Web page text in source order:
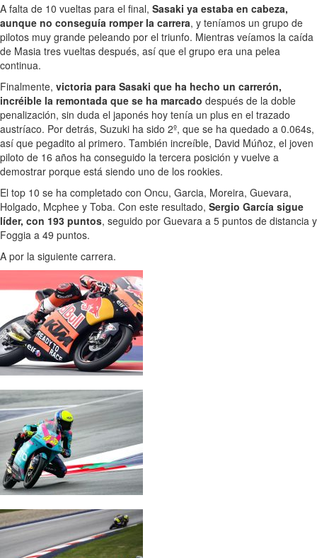
A falta de 10 vueltas para el final, Sasaki ya estaba en cabeza,
aunque no conseguía romper la carrera, y teníamos un grupo de
pilotos muy grande peleando por el triunfo. Mientras veíamos la caída
de Masia tres vueltas después, así que el grupo era una pelea
continua.
Finalmente, victoria para Sasaki que ha hecho un carrerón,
incréible la remontada que se ha marcado después de la doble
penalización, sin duda el japonés hoy tenía un plus en el trazado
austríaco. Por detrás, Suzuki ha sido 2º, que se ha quedado a 0.064s,
así que pegadito al primero. También increíble, David Múñoz, el joven
piloto de 16 años ha conseguido la tercera posición y vuelve a
demostrar porque está siendo uno de los rookies.
El top 10 se ha completado con Oncu, Garcia, Moreira, Guevara,
Holgado, Mcphee y Toba. Con este resultado, Sergio García sigue
líder, con 193 puntos, seguido por Guevara a 5 puntos de distancia y
Foggia a 49 puntos.
A por la siguiente carrera.